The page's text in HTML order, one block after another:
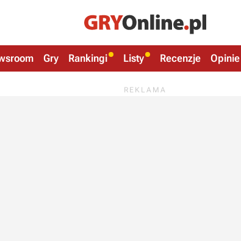
Gry Rankingi Listy Recenzje Opinie